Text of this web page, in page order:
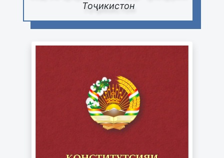
Тоҷикистон